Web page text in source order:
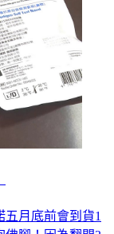
月底前會到貨1